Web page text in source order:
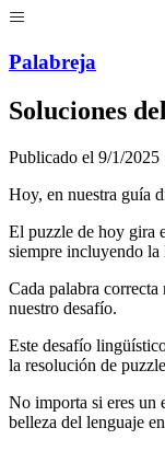
Palabreja
Soluciones del
Publicado el 9/1/2025
Hoy, en nuestra guía
El puzzle de hoy gira
siempre incluyendo la
Cada palabra
nuestro desafío.
Este desafío
la resolución de
No importa si eres un
belleza del lenguaje